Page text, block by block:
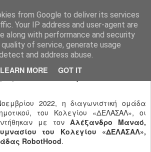
from Google to deliver its services
Your IP address and user-agent are
along with performance and security
of service, generate usage
and address abuse.
LEARN MORE GOT IT
Ιδιωτικό Δημοτικό Σχολείο "Ι.Μ.ΔΕΛΑΣΑΛ"
RoboHeroes με RobotHood
2022, η διαγωνιστική ομάδα
του Κολεγίου «ΔΕΛΑΣΑΛ», οι
με τον Αλέξανδρο Μαναό,
του Κολεγίου «ΔΕΛΑΣΑΛ»,
RobotHood.